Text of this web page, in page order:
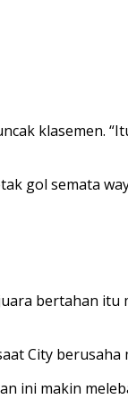
klasemen.
gol semata
bertahan
City berusaha
ini makin